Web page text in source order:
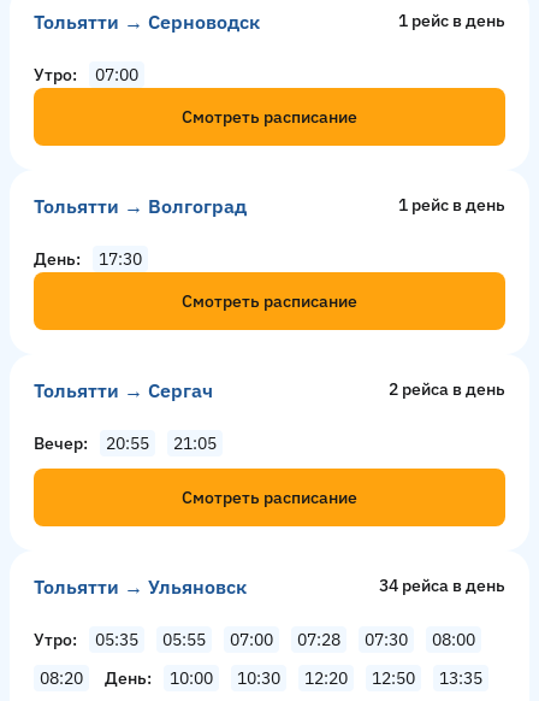
Тольятти → Серноводск 1 рейс в день
Утро
07:00
Смотреть расписание
Тольятти → Волгоград 1 рейс в день
День
17:30
Смотреть расписание
Тольятти → Сергач 2 рейсa в день
Вечер 20:55 21:05
Смотреть расписание
Тольятти → Ульяновск 34 рейсa в день
Утро 05:35 05:55 07:00 07:28 07:30
08:00
08:20
День 10:00 10:30 12:20 12:50
13:35